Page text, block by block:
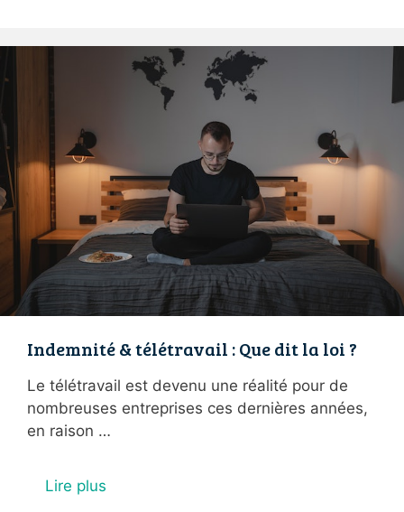
Indemnité & télétravail : Que dit la loi ?
Le télétravail est devenu une réalité pour de
nombreuses entreprises ces dernières années,
en raison …
Lire plus